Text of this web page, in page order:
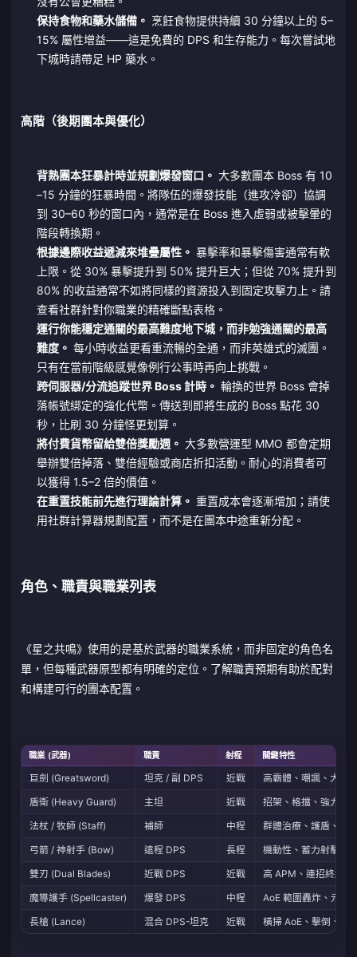
保持食物和藥水儲備。 烹飪食物提供持續 30 分鐘以上的 5–
15% 屬性增益——這是免費的 DPS 和生存能力。每次嘗試地
下城時請帶足 HP 藥水。
高階（後期團本與優化）
背熟團本狂暴計時並規劃爆發窗口。 大多數團本 Boss 有 10
–15 分鐘的狂暴時間。將隊伍的爆發技能（進攻冷卻）協調
到 30–60 秒的窗口內，通常是在 Boss 進入虛弱或被擊暈的
階段轉換期。
根據邊際收益遞減來堆疊屬性。 暴擊率和暴擊傷害通常有軟
上限。從 30% 暴擊提升到 50% 提升巨大；但從 70% 提升到
80% 的收益通常不如將同樣的資源投入到固定攻擊力上。請
查看社群針對你職業的精確斷點表格。
運行你能穩定通關的最高難度地下城，而非勉強通關的最高
難度。 每小時收益更看重流暢的全通，而非英雄式的滅團。
只有在當前階級感覺像例行公事時再向上挑戰。
跨伺服器/分流追蹤世界 Boss 計時。 輪換的世界 Boss 會掉
落帳號綁定的強化代幣。傳送到即將生成的 Boss 點花 30
秒，比刷 30 分鐘怪更划算。
將付費貨幣留給雙倍獎勵週。 大多數營運型 MMO 都會定期
舉辦雙倍掉落、雙倍經驗或商店折扣活動。耐心的消費者可
以獲得 1.5–2 倍的價值。
在重置技能前先進行理論計算。 重置成本會逐漸增加；請使
用社群計算器規劃配置，而不是在團本中途重新分配。
角色、職責與職業列表
《星之共鳴》使用的是基於武器的職業系統，而非固定的角色名
單，但每種武器原型都有明確的定位。了解職責預期有助於配對
和構建可行的團本配置。
職業 (武器) 職責 射程 關鍵特性
巨劍 (Greatsword) 坦克 / 副 DPS 近戰
高霸體、嘲諷、大範
盾衛 (Heavy Guard)
主坦 近戰
招架、格擋、強力嘲
法杖 / 牧師 (Staff)
補師 中程
群體治療、護盾、復
弓箭 / 神射手 (Bow)
遠程 DPS 長程
機動性、蓄力射擊、
雙刃 (Dual Blades)
近戰 DPS 近戰
高 APM、連招終結技
魔導護手 (Spellcaster)
爆發 DPS 中程
AoE 範圍轟炸、元素
長槍 (Lance)
混合 DPS-坦克 近戰 橫掃 AoE、擊倒、中